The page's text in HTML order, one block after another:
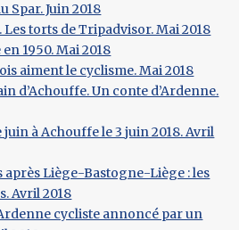
Spar. Juin 2018
torts de Tripadvisor. Mai 2018
1950. Mai 2018
aiment le cyclisme. Mai 2018
d’Achouffe. Un conte d’Ardenne.
à Achouffe le 3 juin 2018. Avril
Liège-Bastogne-Liège : les
Avril 2018
cycliste annoncé par un